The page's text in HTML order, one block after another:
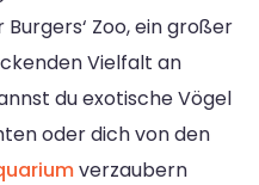
Zoo, ein großer
Vielfalt an
du exotische Vögel
oder dich von den
verzaubern